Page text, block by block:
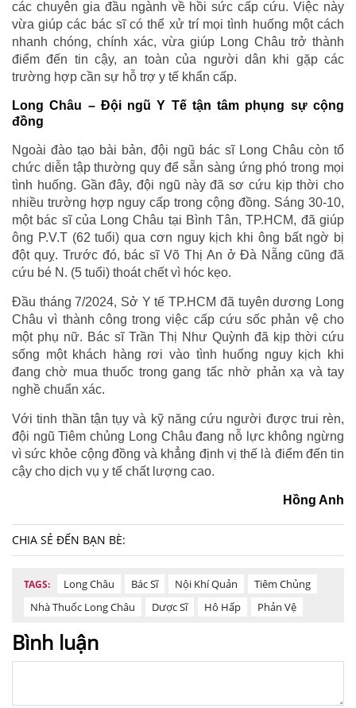
các chuyên gia đầu ngành về hồi sức cấp cứu. Việc này
vừa giúp các bác sĩ có thể xử trí mọi tình huống một cách
nhanh chóng, chính xác, vừa giúp Long Châu trở thành
điểm đến tin cậy, an toàn của người dân khi gặp các
trường hợp cần sự hỗ trợ y tế khẩn cấp.
Long Châu – Đội ngũ Y Tế tận tâm phụng sự cộng
đồng
Ngoài đào tạo bài bản, đội ngũ bác sĩ Long Châu còn tổ
chức diễn tập thường quy để sẵn sàng ứng phó trong mọi
tình huống. Gần đây, đội ngũ này đã sơ cứu kịp thời cho
nhiều trường hợp nguy cấp trong cộng đồng. Sáng 30-10,
một bác sĩ của Long Châu tại Bình Tân, TP.HCM, đã giúp
ông P.V.T (62 tuổi) qua cơn nguy kịch khi ông bất ngờ bị
đột quỵ. Trước đó, bác sĩ Võ Thị An ở Đà Nẵng cũng đã
cứu bé N. (5 tuổi) thoát chết vì hóc kẹo.
Đầu tháng 7/2024, Sở Y tế TP.HCM đã tuyên dương Long
Châu vì thành công trong việc cấp cứu sốc phản vệ cho
một phụ nữ. Bác sĩ Trần Thị Như Quỳnh đã kịp thời cứu
sống một khách hàng rơi vào tình huống nguy kịch khi
đang chờ mua thuốc trong gang tấc nhờ phản xạ và tay
nghề chuẩn xác.
Với tinh thần tận tụy và kỹ năng cứu người được trui rèn,
đội ngũ Tiêm chủng Long Châu đang nỗ lực không ngừng
vì sức khỏe cộng đồng và khẳng định vị thế là điểm đến tin
cậy cho dịch vụ y tế chất lượng cao.
Hồng Anh
CHIA SẺ ĐẾN BẠN BÈ:
TAGS: Long Châu Bác Sĩ Nội Khí Quản
Tiêm Chủng
Nhà Thuốc Long Châu
Dược Sĩ Hô Hấp Phản Vệ
Bình luận